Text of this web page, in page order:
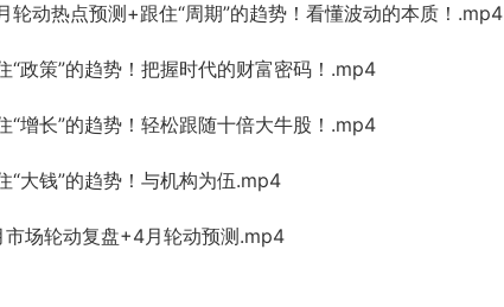
轮动热点预测+跟住“周期”的趋势！看懂波动的本质！.mp4
“政策”的趋势！把握时代的财富密码！.mp4
“增长”的趋势！轻松跟随十倍大牛股！.mp4
“大钱”的趋势！与机构为伍.mp4
市场轮动复盘+4月轮动预测.mp4